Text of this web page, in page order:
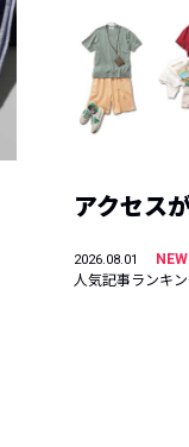
アクセス
2026.08.01
NEW
人気記事ランキ